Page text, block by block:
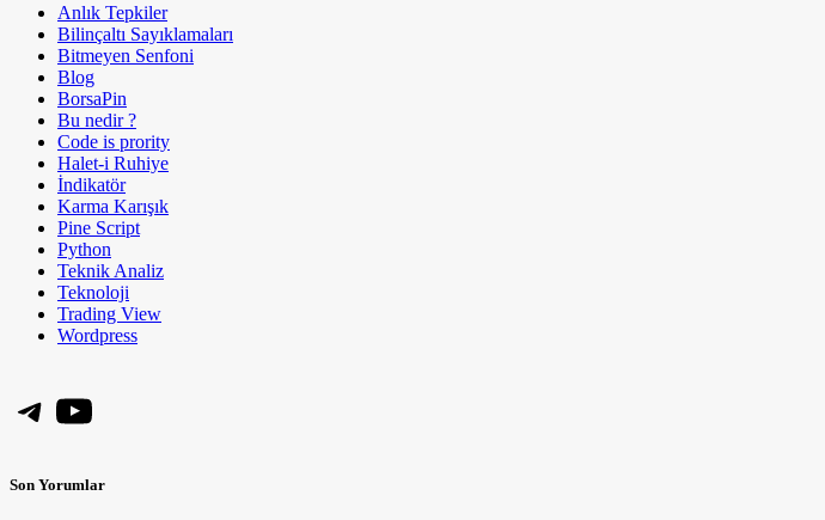
Anlık Tepkiler
Bilinçaltı Sayıklamaları
Bitmeyen Senfoni
Blog
BorsaPin
Bu nedir ?
Code is prority
Halet-i Ruhiye
İndikatör
Karma Karışık
Pine Script
Python
Teknik Analiz
Teknoloji
Trading View
Wordpress
Telegram
YouTube
Son Yorumlar